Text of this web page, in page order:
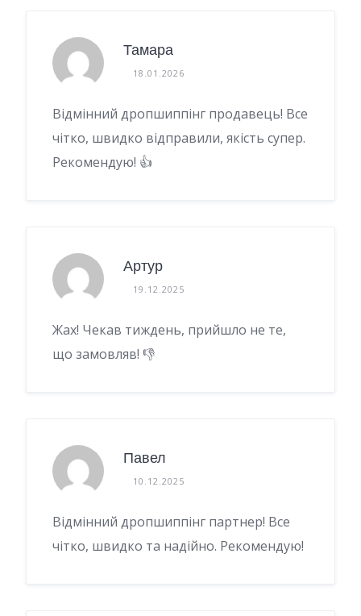
Тамара
18.01.2026
Відмінний дропшиппінг продавець! Все
чітко, швидко відправили, якість супер.
Рекомендую! 👍
Артур
19.12.2025
Жах! Чекав тиждень, прийшло не те,
що замовляв! 👎
Павел
10.12.2025
Відмінний дропшиппінг партнер! Все
чітко, швидко та надійно. Рекомендую!